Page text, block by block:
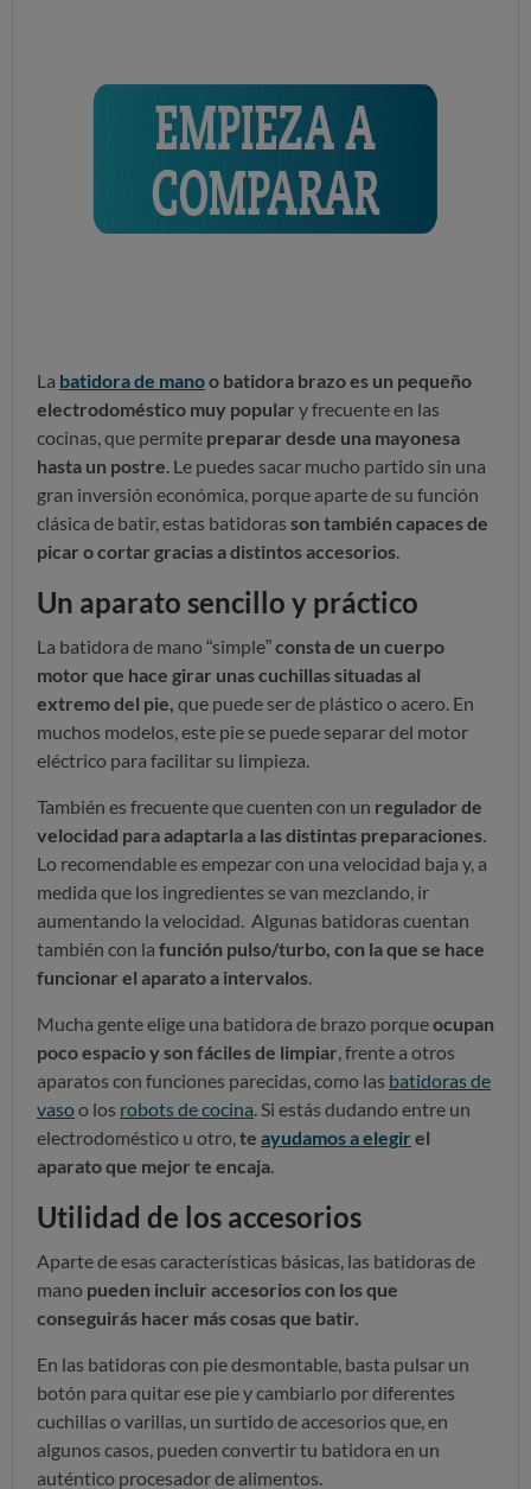
La batidora de manoo batidora brazo es un pequeño
electrodoméstico muy popular y frecuente en las
cocinas, que permite preparar desde una mayonesa
hasta un postre . Le puedes sacar mucho partido sin una
gran inversión económica, porque aparte de su función
clásica de batir, estas batidoras son también capaces de
picar o cortar gracias a distintos accesorios
Un aparato sencillo y práctico
La batidora de mano “simple”consta de un cuerpo
motor que hace girar unas cuchillas situadas al
extremo del pie, que puede ser de plástico o acero. En
muchos modelos, este pie se puede separar del motor
eléctrico para facilitar su limpieza.
También es frecuente que cuenten con un regulador de
velocidad para adaptarla a las distintas preparaciones
Lo recomendable es empezar con una velocidad baja y, a
medida que los ingredientes se van mezclando, ir
aumentando la velocidad. Algunas batidoras cuentan
también con la función pulso/turbo, con la que se hace
funcionar el aparato a intervalos
Mucha gente elige una batidora de brazo porqueocupan
poco espacio y son fáciles de limpiar , frente a otros
aparatos con funciones parecidas, como las batidoras de
vasoo los robots de cocina . Si estás dudando entre un
electrodoméstico u otro, te ayudamos a elegir el
aparato que mejor te encaja
Utilidad de los accesorios
Aparte de esas características básicas, las batidoras de
mano pueden incluir accesorios con los que
conseguirás hacer más cosas que batir.
En las batidoras con pie desmontable, basta pulsar un
botón para quitar ese pie y cambiarlo por diferentes
cuchillas o varillas, un surtido de accesorios que, en
algunos casos, pueden convertir tu batidora en un
auténtico procesador de alimentos.